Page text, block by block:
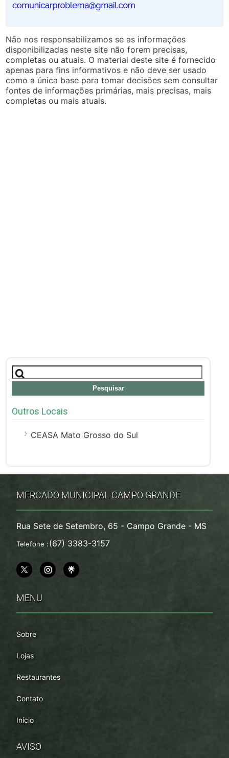
Não nos responsabilizamos se as informações
disponibilizadas neste site não forem precisas,
completas ou atuais. O material deste site é fornecido
apenas para fins informativos e não deve ser usado
como a única base para tomar decisões sem consultar
fontes de informações primárias, mais precisas, mais
completas ou mais atuais.
Pesquisar
por:
Outros Locais
CEASA Mato Grosso do Sul
MERCADO MUNICIPAL CAMPO GRANDE
Rua Sete de Setembro, 65 - Campo Grande - MS
Telefone :(67) 3383-3157
MENU
Início
Sobre
Lojas
Restaurantes
Contato
AVISO